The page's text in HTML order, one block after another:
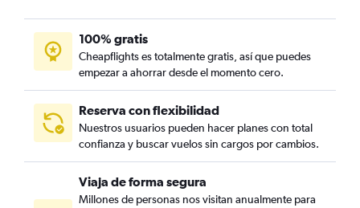
100% gratis
Cheapflights es totalmente gratis, así que puedes
empezar a ahorrar desde el momento cero.
Reserva con flexibilidad
Nuestros usuarios pueden hacer planes con total
confianza y buscar vuelos sin cargos por cambios.
Viaja de forma segura
Millones de personas nos visitan anualmente para